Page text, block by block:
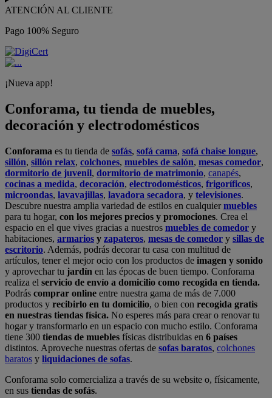
ATENCIÓN AL CLIENTE
Pago 100% Seguro
¡Nueva app!
Conforama, tu tienda de muebles,
decoración y electrodomésticos
Conforama es tu tienda de sofás, sofá cama, sofá chaise longue,
sillón, sillón relax, colchones, muebles de salón, mesas comedor,
dormitorio de juvenil, dormitorio de matrimonio, canapés,
cocinas a medida, decoración, electrodomésticos, frigoríficos,
microondas, lavavajillas, lavadora secadora, y televisiones.
Descubre nuestra amplia variedad de estilos en cualquiermuebles
para tu hogar, con los mejores precios y promociones. Crea el
espacio en el que vives gracias a nuestros muebles de comedor y
habitaciones, armarios y zapateros, mesas de comedor y sillas de
escritorio. Además, podrás decorar tu casa con multitud de
artículos, tener el mejor ocio con los productos de imagen y sonido
y aprovechar tu jardín en las épocas de buen tiempo. Conforama
realiza el servicio de envío a domicilio como recogida en tienda.
Podrás comprar online entre nuestra gama de más de 7.000
productos y recibirlo en tu domicilio, o bien con recogida gratis
en nuestras tiendas física. No esperes más para crear o renovar tu
hogar y transformarlo en un espacio con mucho estilo. Conforama
tiene 300 tiendas de muebles físicas distribuidas en 6 países
distintos. Aproveche nuestras ofertas de sofas baratos, colchones
baratos y liquidaciones de sofas.
Conforama solo comercializa a través de su website o, físicamente,
en sus tiendas de sofás.